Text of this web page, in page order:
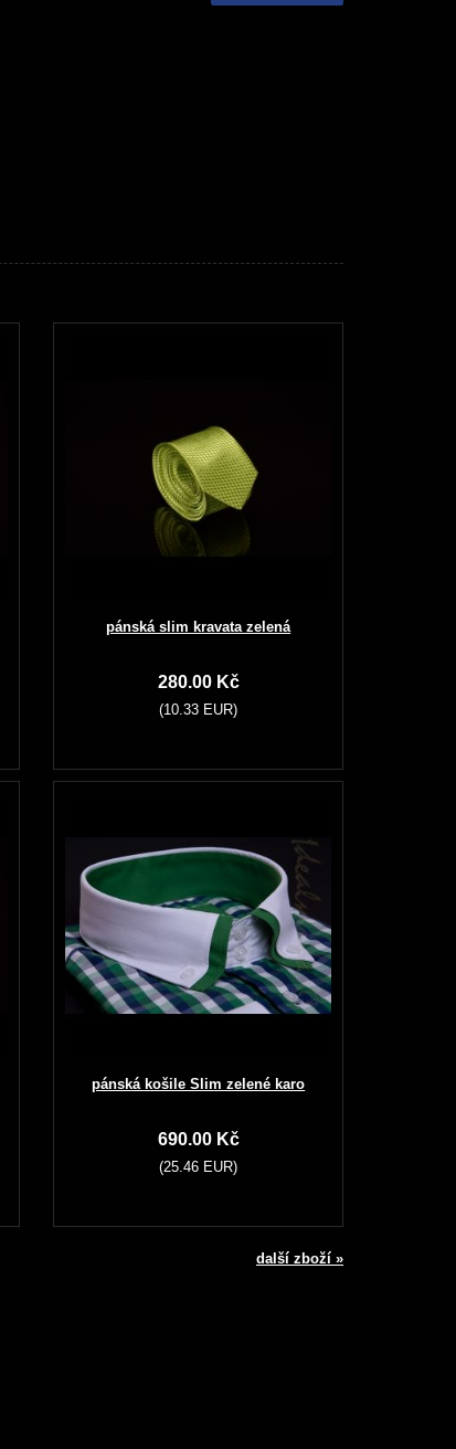
pánská slim kravata zelená
280.00 Kč
(10.33 EUR)
pánská košile Slim zelené karo
690.00 Kč
(25.46 EUR)
další zboží »